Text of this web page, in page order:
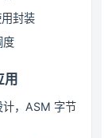
封装
度
计，ASM 字节